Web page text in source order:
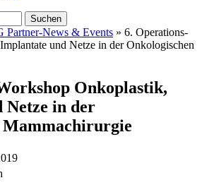
Partner-News & Events » 6. Operations-
und Netze in der Onkologischen
Onkoplastik,
Netze in der
Mammachirurgie